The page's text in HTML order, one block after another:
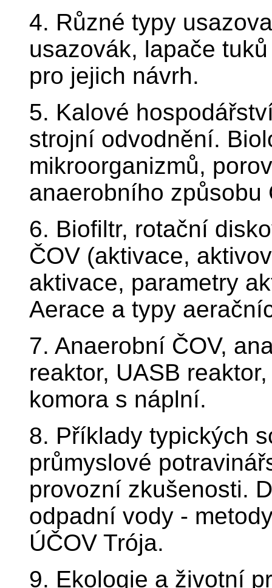
4. Různé typy
usazovák, lapače
pro jejich návrh.
5. Kalové
strojní odvodnění.
mikroorganizmů,
anaerobního způsobu
6. Biofiltr, rotační
ČOV (aktivace,
aktivace, parametry
Aerace a typy
7. Anaerobní ČOV,
reaktor, UASB
komora s náplní.
8. Příklady typických
průmyslové
provozní zkušenosti.
odpadní vody -
ÚČOV Trója.
9. Ekologie a životní